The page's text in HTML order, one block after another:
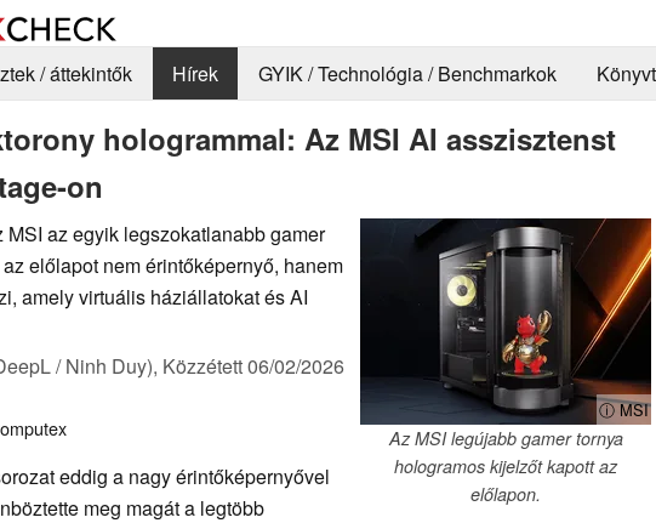
/ áttekintők Hírek GYIK / Technológia / Benchmarkok
hologrammal: Az MSI AI asszisztenst
on
ⓘ MSI
Az MSI legújabb gamer tornya
hologramos kijelzőt kapott az
előlapon.
az egyik legszokatlanabb gamer
előlapot nem érintőképernyő, hanem
amely virtuális háziállatokat és AI
/ Ninh Duy), Közzétett06/02/2026
eddig a nagy érintőképernyővel
meg magát a legtöbb